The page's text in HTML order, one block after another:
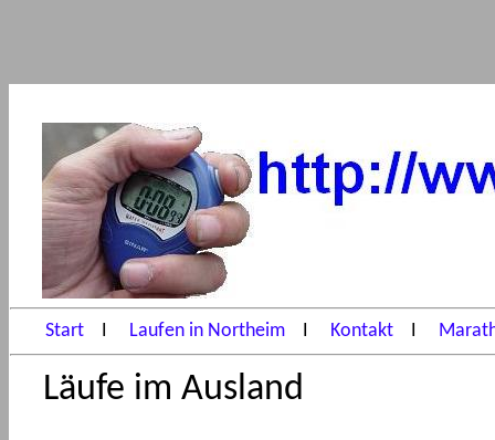
Start I Laufen in Northeim I Kontakt I
Läufe im Ausland